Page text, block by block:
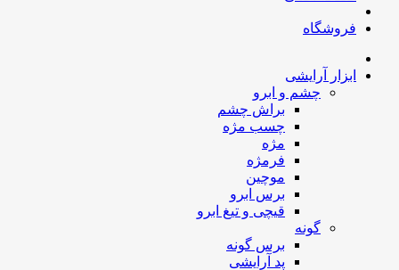
فروشگاه
ابزار آرایشی
چشم و ابرو
براش چشم
چسب مژه
مژه
فرمژه
موچین
برس ابرو
قیچی و تیغ ابرو
گونه
برس گونه
پد آرایشی